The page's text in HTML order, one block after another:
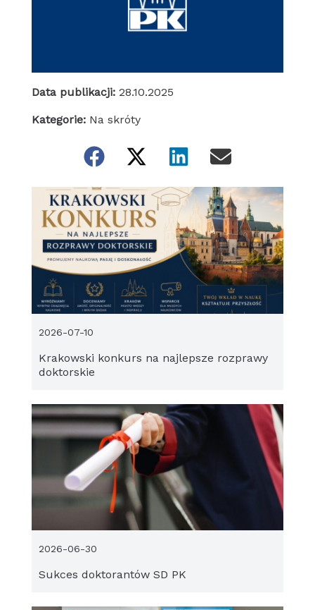
Data publikacji: 28.10.2025
Kategorie: Na skróty
Krakowski konkurs na najlepsze rozprawy
doktorskie
2026-07-10
Sukces doktorantów SD PK
2026-06-30